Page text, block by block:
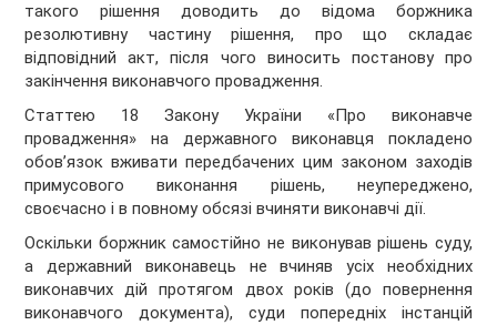
такого рішення доводить до відома боржника
резолютивну частину рішення, про що складає
відповідний акт, після чого виносить постанову про
закінчення виконавчого провадження.
Статтею 18 Закону України «Про виконавче
провадження» на державного виконавця покладено
обов’язок вживати передбачених цим законом заходів
примусового виконання рішень, неупереджено,
своєчасно і в повному обсязі вчиняти виконавчі дії.
Оскільки боржник самостійно не виконував рішень суду,
а державний виконавець не вчиняв усіх необхідних
виконавчих дій протягом двох років (до повернення
виконавчого документа), суди попередніх інстанцій